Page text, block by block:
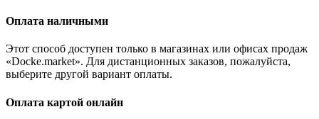
Оплата наличными
Этот способ доступен только в магазинах или офисах продаж
«Docke.market». Для дистанционных заказов, пожалуйста,
выберите другой вариант оплаты.
Оплата картой онлайн